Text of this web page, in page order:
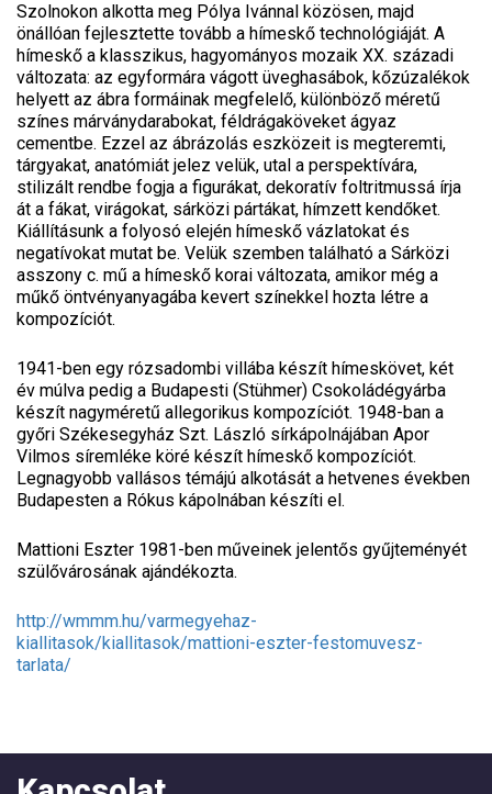
Szolnokon alkotta meg Pólya Ivánnal közösen, majd
önállóan fejlesztette tovább a hímeskő technológiáját. A
hímeskő a klasszikus, hagyományos mozaik XX. századi
változata: az egyformára vágott üveghasábok, kőzúzalékok
helyett az ábra formáinak megfelelő, különböző méretű
színes márványdarabokat, féldrágaköveket ágyaz
cementbe. Ezzel az ábrázolás eszközeit is megteremti,
tárgyakat, anatómiát jelez velük, utal a perspektívára,
stilizált rendbe fogja a figurákat, dekoratív foltritmussá írja
át a fákat, virágokat, sárközi pártákat, hímzett kendőket.
Kiállításunk a folyosó elején hímeskő vázlatokat és
negatívokat mutat be. Velük szemben található a Sárközi
asszony c. mű a hímeskő korai változata, amikor még a
műkő öntvényanyagába kevert színekkel hozta létre a
kompozíciót.
1941-ben egy rózsadombi villába készít hímeskövet, két
év múlva pedig a Budapesti (Stühmer) Csokoládégyárba
készít nagyméretű allegorikus kompozíciót. 1948-ban a
győri Székesegyház Szt. László sírkápolnájában Apor
Vilmos síremléke köré készít hímeskő kompozíciót.
Legnagyobb vallásos témájú alkotását a hetvenes években
Budapesten a Rókus kápolnában készíti el.
Mattioni Eszter 1981-ben műveinek jelentős gyűjteményét
szülővárosának ajándékozta.
http://wmmm.hu/varmegyehaz-
kiallitasok/kiallitasok/mattioni-eszter-festomuvesz-
tarlata/